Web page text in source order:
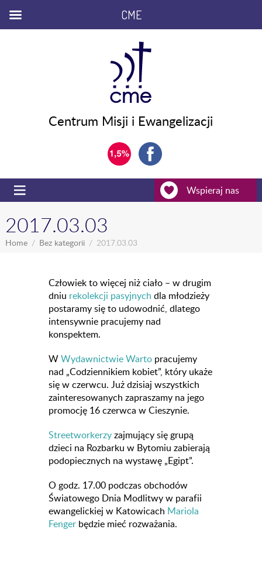
Centrum Misji i Ewangelizacji
Wspieraj nas
2017.03.03
Home Bez kategorii 2017.03.03
Człowiek to więcej niż ciało – w drugim
dniu rekolekcji pasyjnych dla młodzieży
postaramy się to udowodnić, dlatego
intensywnie pracujemy nad
konspektem.
WWydawnictwie Warto pracujemy
nad „Codziennikiem kobiet”, który ukaże
się w czerwcu. Już dzisiaj wszystkich
zainteresowanych zapraszamy na jego
promocję 16 czerwca w Cieszynie.
Streetworkerzyzajmujący się grupą
dzieci na Rozbarku w Bytomiu zabierają
podopiecznych na wystawę „Egipt”.
O godz. 17.00 podczas obchodów
Światowego Dnia Modlitwy w parafii
ewangelickiej w Katowicach Mariola
Fenger będzie mieć rozważania.
CME